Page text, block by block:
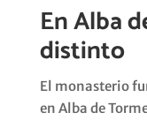
En Alba
distinto
El monasterio
en Alba de